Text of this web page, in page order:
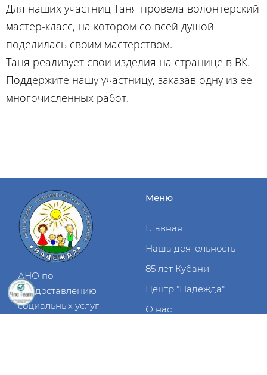
Для наших участниц Таня провела волонтерский
мастер-класс, на котором со всей душой
поделилась своим мастерством.
Таня реализует свои изделия на странице в ВК.
Поддержите нашу участницу, заказав одну из ее
многочисленных работ.
АНО по
предоставлению
социальных услуг
Меню
Главная
Наша деятельность
85 лет Кубани
Центр "Надежда"
О нас